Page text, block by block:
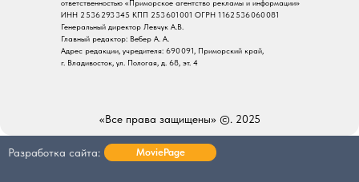
ответственностью «Приморское агентство рекламы и информации»
ИНН 2 536 293 345 КПП 253 601 001 ОГРН 1 162 536 060 081
Генеральный директор Левчук А.В.
Главный редактор: Вебер А. А.
Адрес редакции, учредителя: 690 091, Приморский край,
г. Владивосток, ул. Пологая, д. 68, эт. 4
«Все права защищены» ©. 2025
MoviePage
Разработка сайта: